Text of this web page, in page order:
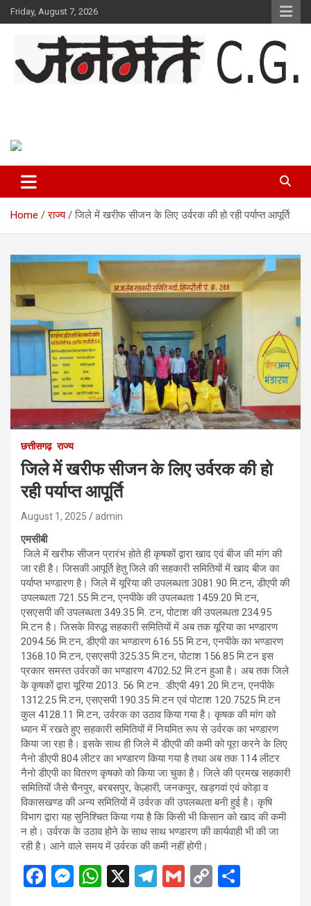
Skip
to
Friday, August 7, 2026
Home राज्य जिले में खरीफ सीजन के लिए उर्वरक की हो रही पर्याप्त आपूर्ति
छत्तीसगढ़ राज्य
जिले में खरीफ सीजन के लिए उर्वरक की हो
रही पर्याप्त आपूर्ति
August 1, 2025 admin
एमसीबी
जिले में खरीफ सीजन प्रारंभ होते ही कृषकों द्वारा खाद एवं बीज की मांग की
जा रही है। जिसकी आपूर्ति हेतु जिले की सहकारी समितियों में खाद बीज का
पर्याप्त भण्डारण है। जिले में यूरिया की उपलब्धता 3081.90 मि.टन, डीएपी की
उपलब्धता 721.55 मि.टन, एनपीके की उपलब्धता 1459.20 मि.टन,
एसएसपी की उपलब्धता 349.35 मि. टन, पोटाश की उपलब्धता 234.95
मि.टन है। जिसके विरुद्ध सहकारी समितियों में अब तक यूरिया का भण्डारण
2094.56 मि.टन, डीएपी का भण्डारण 616.55 मि.टन, एनपीके का भण्डारण
1368.10 मि.टन, एसएसपी 325.35 मि.टन, पोटाश 156.85 मि.टन इस
प्रकार समस्त उर्वरकों का भण्डारण 4702.52 मि.टन हुआ है। अब तक जिले
के कृषकों द्वारा यूरिया 2013. 56 मि.टन.. डीएपी 491.20 मि.टन, एनपीके
1312.25 मि.टन, एसएसपी 190.35 मि.टन एवं पोटाश 120.7525 मि.टन
कुल 4128.11 मि.टन, उर्वरक का उठाव किया गया है। कृषक की मांग को
ध्यान में रखते हुए सहकारी समितियों में नियमित रूप से उर्वरक का भण्डारण
किया जा रहा है। इसके साथ ही जिले में डीएपी की कमी को पूरा करने के लिए
नैनो डीएपी 804 लीटर का भण्डारण किया गया है तथा अब तक 114 लीटर
नैनो डीएपी का वितरण कृषको को किया जा चुका है। जिले की प्रमख सहकारी
समितियों जैसे चैनपुर, बरबसपुर, केल्हारी, जनकपुर, खड़गवां एवं कोड़ा व
विकासखण्ड की अन्य समितियों में उर्वरक की उपलब्धता बनी हुई है। कृषि
विभाग द्वारा यह सुनिश्चित किया गया है कि किसी भी किसान को खाद की कमी
न हो। उर्वरक के उठाव होने के साथ साथ भण्डारण की कार्यवाही भी की जा
रही है। आने वाले समय में उर्वरक की कमी नहीं होगी।
F
M W X
T
G
C